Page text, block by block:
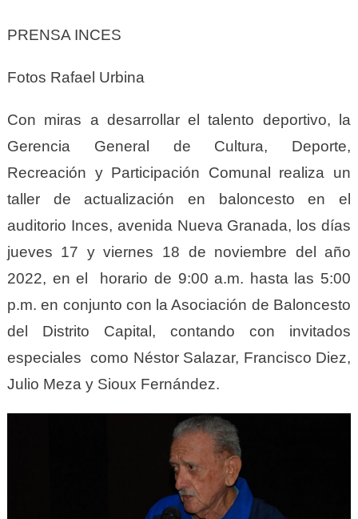
PRENSA INCES
Fotos Rafael Urbina
Con miras a desarrollar el talento deportivo, la
Gerencia General de Cultura, Deporte,
Recreación y Participación Comunal realiza un
taller de actualización en baloncesto en el
auditorio Inces, avenida Nueva Granada, los días
jueves 17 y viernes 18 de noviembre del año
2022, en el horario de 9:00 a.m. hasta las 5:00
p.m. en conjunto con la Asociación de Baloncesto
del Distrito Capital, contando con invitados
especiales como Néstor Salazar, Francisco Diez,
Julio Meza y Sioux Fernández.